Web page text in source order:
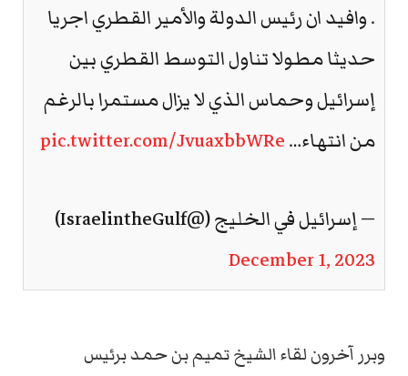
. وافيد ان رئيس الدولة والأمير القطري اجريا
حديثا مطولا تناول التوسط القطري بين
إسرائيل وحماس الذي لا يزال مستمرا بالرغم
من انتهاء…pic.twitter.com/JvuaxbbWRe
— إسرائيل في الخليج (@IsraelintheGulf)
December 1, 2023
وبرر آخرون لقاء الشيخ تميم بن حمد برئيس